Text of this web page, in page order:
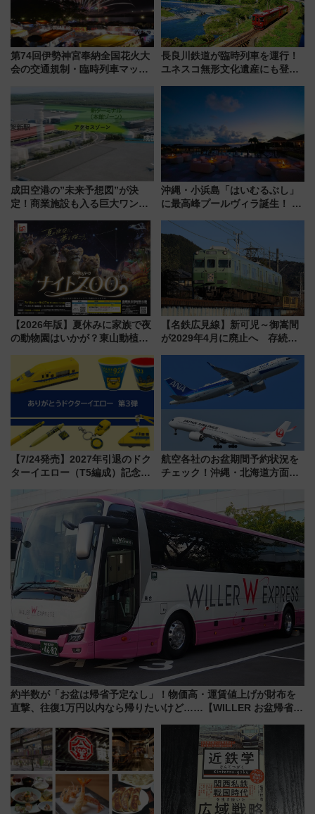
第74回伊勢神宮奉納全国花火大
会の交通規制・臨時列車マッ
セス
長良川鉄道が臨時列車を運行！
ユネスコ無形文化遺産にも登録
に 乗車には予約が必要
成田空港の”未来予想図”が決
定！商業施設も入る巨大ワンタ
で新型特急が品川･羽田とを結
ぶ！ JR空港駅は2面3線化！
沖縄・小浜島「はいむるぶし」
に最高峰プールヴィラ誕生！ 石
美旅「何もしない贅沢」を体験
してみない？
【2026年版】夏休みに家族で夜
の動物園はいかが？東山動植物
ZOO」開催情報
【名鉄広見線】新可児～御嵩間
が2029年4月に廃止へ 存続協
【7/24発売】2027年引退のドク
ターイエロー（T5編成）記念グ
送の目覚まし時計など通販・販
航空各社のお盆期間予約状況を
チェック！沖縄・北海道方面は
日は？
約半数が「お盆は帰省予定なし」！物価高・運賃値上げが財布を
直撃、往復1万円以内なら帰りたいけど……【WILLER お盆帰省動